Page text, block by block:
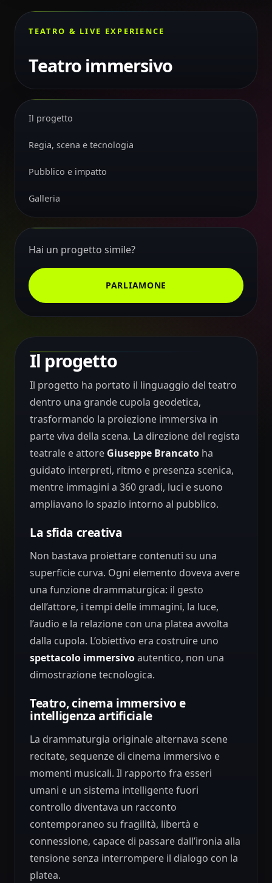
TEATRO & LIVE EXPERIENCE
Teatro immersivo
Il progetto
Regia, scena e tecnologia
Pubblico e impatto
Galleria
Hai un progetto simile?
PARLIAMONE
Il progetto
Il progetto ha portato il linguaggio del teatro
dentro una grande cupola geodetica,
trasformando la proiezione immersiva in
parte viva della scena. La direzione del regista
teatrale e attore Giuseppe Brancato ha
guidato interpreti, ritmo e presenza scenica,
mentre immagini a 360 gradi, luci e suono
ampliavano lo spazio intorno al pubblico.
La sfida creativa
Non bastava proiettare contenuti su una
superficie curva. Ogni elemento doveva avere
una funzione drammaturgica: il gesto
dell’attore, i tempi delle immagini, la luce,
l’audio e la relazione con una platea avvolta
dalla cupola. L’obiettivo era costruire uno
spettacolo immersivoautentico, non una
dimostrazione tecnologica.
Teatro, cinema immersivo e
intelligenza artificiale
La drammaturgia originale alternava scene
recitate, sequenze di cinema immersivo e
momenti musicali. Il rapporto fra esseri
umani e un sistema intelligente fuori
controllo diventava un racconto
contemporaneo su fragilità, libertà e
connessione, capace di passare dall’ironia alla
tensione senza interrompere il dialogo con la
platea.